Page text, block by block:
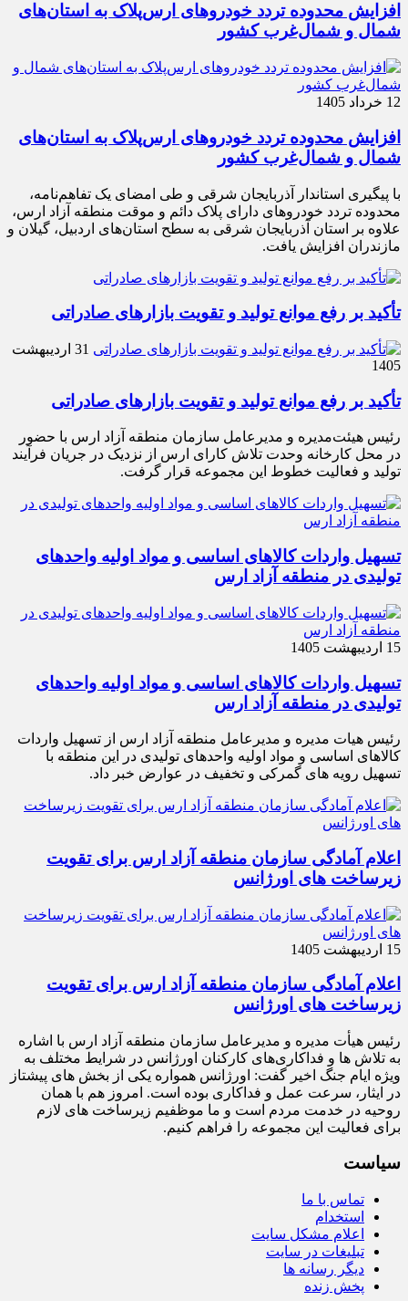
افزایش محدوده تردد خودروهای ارس‌پلاک به استان‌های
شمال و شمال‌غرب کشور
12 خرداد 1405
افزایش محدوده تردد خودروهای ارس‌پلاک به استان‌های
شمال و شمال‌غرب کشور
با پیگیری استاندار آذربایجان شرقی و طی امضای یک تفاهم‌نامه،
محدوده تردد خودروهای دارای پلاک دائم و موقت منطقه آزاد ارس،
علاوه بر استان آذربایجان شرقی به سطح استان‌های اردبیل، گیلان و
مازندران افزایش یافت.
تأکید بر رفع موانع تولید و تقویت بازارهای صادراتی
31 اردیبهشت
1405
تأکید بر رفع موانع تولید و تقویت بازارهای صادراتی
رئیس هیئت‌مدیره و مدیرعامل سازمان منطقه آزاد ارس با حضور
در محل کارخانه وحدت تلاش کارای ارس از نزدیک در جریان فرآیند
تولید و فعالیت خطوط این مجموعه قرار گرفت.
تسهیل واردات کالاهای اساسی و مواد اولیه واحدهای
تولیدی در منطقه آزاد ارس
15 اردیبهشت 1405
تسهیل واردات کالاهای اساسی و مواد اولیه واحدهای
تولیدی در منطقه آزاد ارس
رئیس هیات مدیره و مدیرعامل منطقه آزاد ارس از تسهیل واردات
کالاهای اساسی و مواد اولیه واحدهای تولیدی در این منطقه با
تسهیل رویه های گمرکی و تخفیف در عوارض خبر داد.
اعلام آمادگی سازمان منطقه آزاد ارس برای تقویت
زیرساخت‌ های اورژانس
15 اردیبهشت 1405
اعلام آمادگی سازمان منطقه آزاد ارس برای تقویت
زیرساخت‌ های اورژانس
رئیس هیأت‌ مدیره و مدیرعامل سازمان منطقه آزاد ارس با اشاره
به تلاش‌ ها و فداکاری‌های کارکنان اورژانس در شرایط مختلف به‌
ویژه ایام جنگ اخیر گفت: اورژانس همواره یکی از بخش‌ های پیشتاز
در ایثار، سرعت‌ عمل و فداکاری بوده است. امروز هم با همان
روحیه در خدمت مردم است و ما موظفیم زیرساخت‌ های لازم
برای فعالیت این مجموعه را فراهم کنیم.
سیاست
تماس با ما
استخدام
اعلام مشکل سایت
تبلیغات در سایت
دیگر رسانه ها
پخش زنده